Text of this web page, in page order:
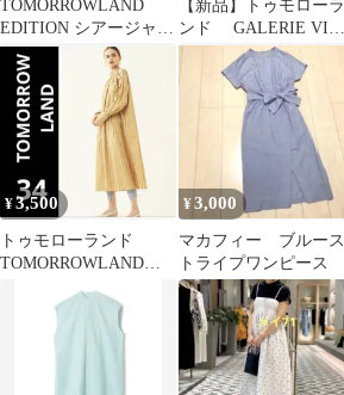
TOMORROWLAND
EDITION シアージャガ
ードノースリーブワン
ピース
【新品】トゥモローラ
ンド GALERIE VIE
シャツワンピース
¥3,500
トゥモローランド
TOMORROWLAND前
ピース洗える
¥3,000
マカフィー ブルース
トライプワンピース